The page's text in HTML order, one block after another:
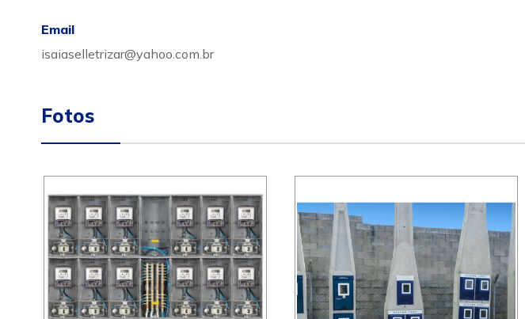
Email
isaiaselletrizar@yahoo.com.br
Fotos